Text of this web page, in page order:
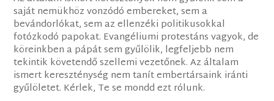
saját nemükhöz vonzódó embereket, sem a
bevándorlókat, sem az ellenzéki politikusokkal
fotózkodó papokat. Evangéliumi protestáns vagyok, de
köreinkben a pápát sem gyűlölik, legfeljebb nem
tekintik követendő szellemi vezetőnek. Az általam
ismert kereszténység nem tanít embertársaink iránti
gyűlöletet. Kérlek, Te se mondd ezt rólunk.